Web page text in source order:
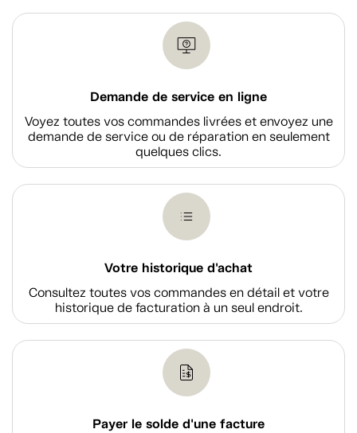
Demande de service en ligne
Voyez toutes vos commandes livrées et envoyez une
demande de service ou de réparation en seulement
quelques clics.
Votre historique d'achat
Consultez toutes vos commandes en détail et votre
historique de facturation à un seul endroit.
Payer le solde d'une facture